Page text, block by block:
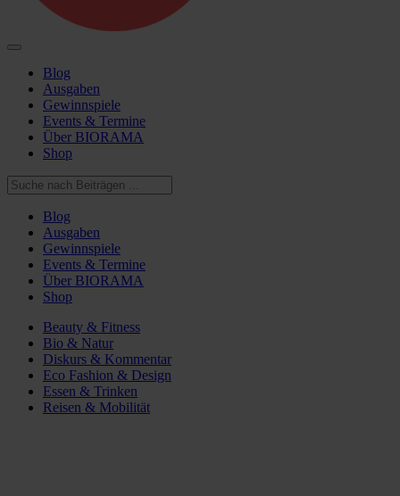
Blog
Ausgaben
Gewinnspiele
Events & Termine
Über BIORAMA
Shop
Blog
Ausgaben
Gewinnspiele
Events & Termine
Über BIORAMA
Shop
Beauty & Fitness
Bio & Natur
Diskurs & Kommentar
Eco Fashion & Design
Essen & Trinken
Reisen & Mobilität